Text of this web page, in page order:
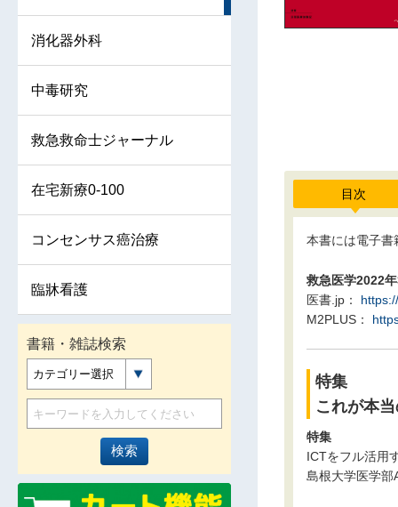
目次
本書には電子書
救急医学2022
医書.jp：
M2PLUS：
特集
これが本
特集
ICTをフル活用
島根大学医学
消化器外科
中毒研究
救急救命士ジャーナル
在宅新療0-100
コンセンサス癌治療
臨牀看護
書籍・雑誌検索
カテゴリー選択